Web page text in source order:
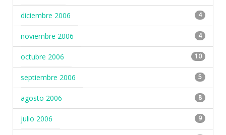
diciembre 2006 4
noviembre 2006 4
octubre 2006 10
septiembre 2006 5
agosto 2006 8
julio 2006 9